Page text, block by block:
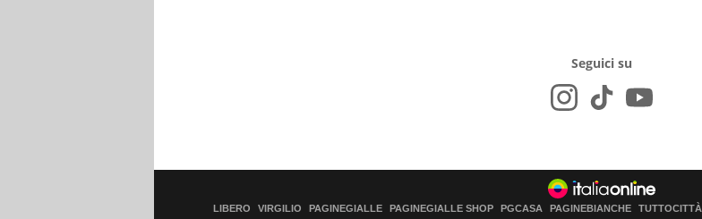
Seguici su
LIBERO VIRGILIO PAGINEGIALLE PAGINEGIALLE SHOP PGCASA PAGINEBIANCHE TUTTOCITTÀ